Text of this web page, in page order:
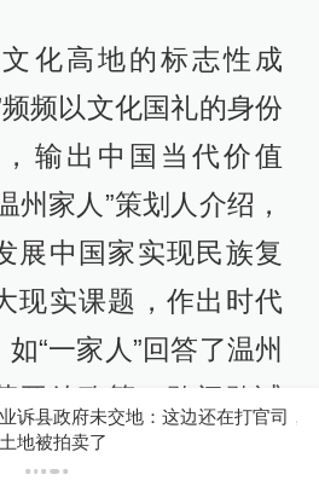
化高地的标志性成
频以文化国礼的身份
输出中国当代价值
州家人”策划人介绍，
展中国家实现民族复
现实课题，作出时代
“一家人”回答了温州
开放政策，敢闯敢试
现家运转变和国运改
县政府未交地：这边还在打官司，
被拍卖了